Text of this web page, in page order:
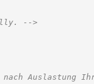
-->
nach Auslastung